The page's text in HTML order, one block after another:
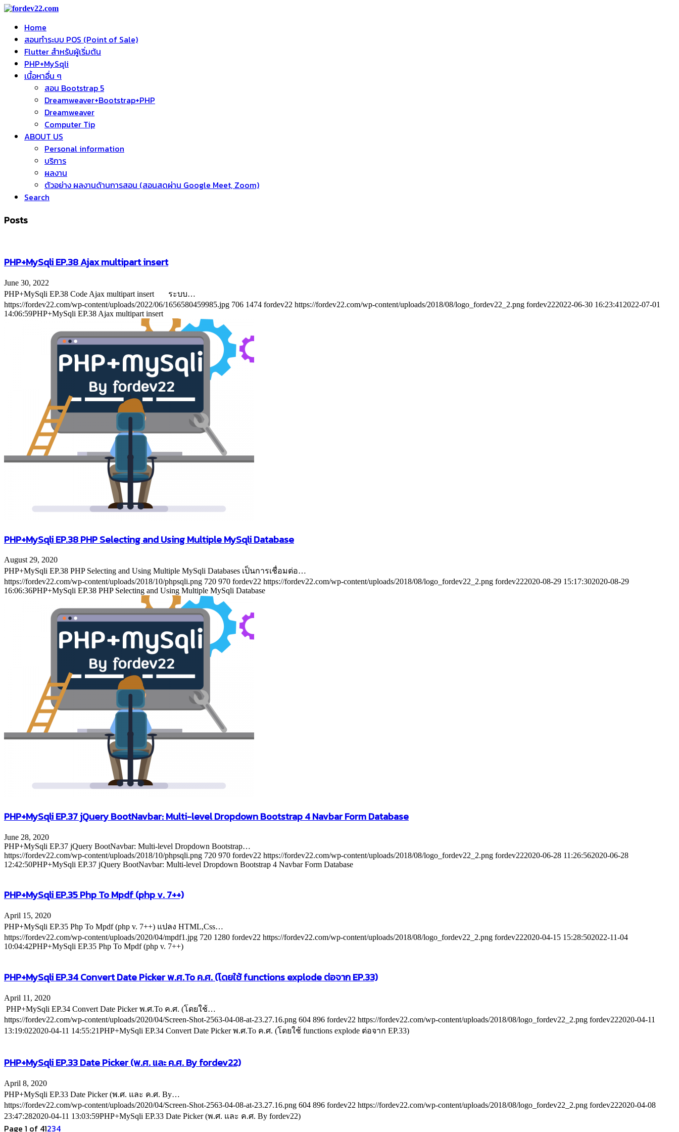
Home
สอนทำระบบ POS (Point of Sale)
Flutter สำหรับผู้เริ่มต้น
PHP+MySqli
เนื้อหาอื่น ๆ
สอน Bootstrap 5
Dreamweaver+Bootstrap+PHP
Dreamweaver
Computer Tip
ABOUT US
Personal information
บริการ
ผลงาน
ตัวอย่าง ผลงานด้านการสอน (สอนสดผ่าน Google Meet, Zoom)
Search
Posts
PHP+MySqli EP.38 Ajax multipart insert
June 30, 2022
PHP+MySqli EP.38 Code Ajax multipart insert ระบบ…
https://fordev22.com/wp-content/uploads/2022/06/1656580459985.jpg 706 1474 fordev22 https://fordev22.com/wp-content/uploads/2018/08/logo_fordev22_2.png fordev222022-06-30 16:23:41 2022-07-01
14:06:59PHP+MySqli EP.38 Ajax multipart insert
PHP+MySqli EP.38 PHP Selecting and Using Multiple MySqli Database
August 29, 2020
PHP+MySqli EP.38 PHP Selecting and Using Multiple MySqli Databases เป็นการเชื่อมต่อ…
https://fordev22.com/wp-content/uploads/2018/10/phpsqli.png 720 970 fordev22 https://fordev22.com/wp-content/uploads/2018/08/logo_fordev22_2.png fordev222020-08-29 15:17:302020-08-29
16:06:36PHP+MySqli EP.38 PHP Selecting and Using Multiple MySqli Database
PHP+MySqli EP.37 jQuery BootNavbar: Multi-level Dropdown Bootstrap 4 Navbar Form Database
June 28, 2020
PHP+MySqli EP.37 jQuery BootNavbar: Multi-level Dropdown Bootstrap…
https://fordev22.com/wp-content/uploads/2018/10/phpsqli.png 720 970 fordev22 https://fordev22.com/wp-content/uploads/2018/08/logo_fordev22_2.png fordev222020-06-28 11:26:562020-06-28
12:42:50PHP+MySqli EP.37 jQuery BootNavbar: Multi-level Dropdown Bootstrap 4 Navbar Form Database
PHP+MySqli EP.35 Php To Mpdf (php v. 7++)
April 15, 2020
PHP+MySqli EP.35 Php To Mpdf (php v. 7++) แปลง HTML,Css…
https://fordev22.com/wp-content/uploads/2020/04/mpdf1.jpg 720 1280 fordev22 https://fordev22.com/wp-content/uploads/2018/08/logo_fordev22_2.png fordev222020-04-15 15:28:502022-11-04
10:04:42PHP+MySqli EP.35 Php To Mpdf (php v. 7++)
PHP+MySqli EP.34 Convert Date Picker พ.ศ.To ค.ศ. (โดยใช้ functions explode ต่อจาก EP.33)
April 11, 2020
PHP+MySqli EP.34 Convert Date Picker พ.ศ.To ค.ศ. (โดยใช้…
https://fordev22.com/wp-content/uploads/2020/04/Screen-Shot-2563-04-08-at-23.27.16.png 604 896 fordev22 https://fordev22.com/wp-content/uploads/2018/08/logo_fordev22_2.png fordev222020-04-11
13:19:022020-04-11 14:55:21PHP+MySqli EP.34 Convert Date Picker พ.ศ.To ค.ศ. (โดยใช้ functions explode ต่อจาก EP.33)
PHP+MySqli EP.33 Date Picker (พ.ศ. และ ค.ศ. By fordev22)
April 8, 2020
PHP+MySqli EP.33 Date Picker (พ.ศ. และ ค.ศ. By…
https://fordev22.com/wp-content/uploads/2020/04/Screen-Shot-2563-04-08-at-23.27.16.png 604 896 fordev22 https://fordev22.com/wp-content/uploads/2018/08/logo_fordev22_2.png fordev222020-04-08
23:47:282020-04-11 13:03:59PHP+MySqli EP.33 Date Picker (พ.ศ. และ ค.ศ. By fordev22)
Page 1 of 41234